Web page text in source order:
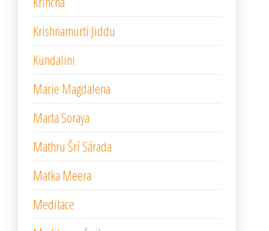
Krishnamurti Jiddu
Kundalini
Marie Magdalena
Marta Soraya
Mathru Šrí Sárada
Matka Meera
Meditace